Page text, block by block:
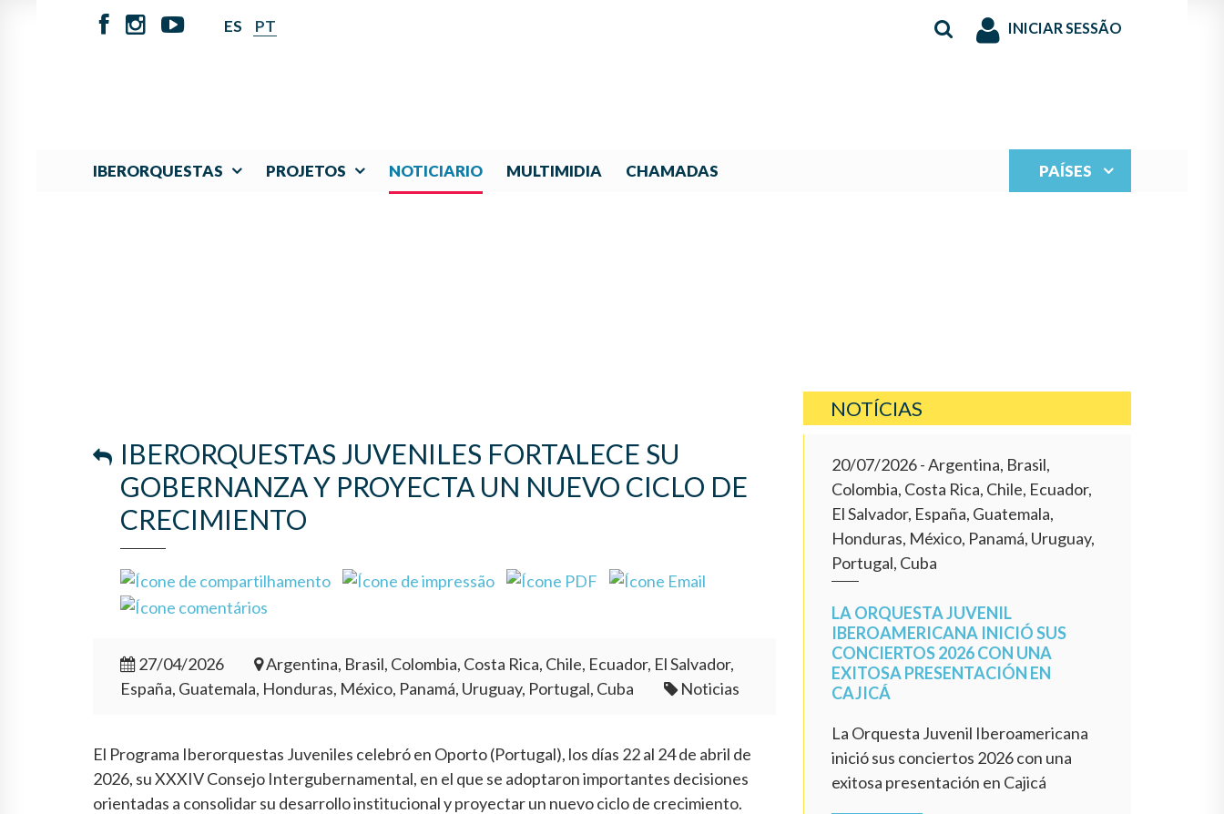
ES PT INICIAR SESSÃO
IBERORQUESTAS PROJETOS NOTICIARIO MULTIMIDIA CHAMADAS PAÍSES
IBERORQUESTAS JUVENILES FORTALECE SU
GOBERNANZA Y PROYECTA UN NUEVO CICLO DE
CRECIMIENTO
27/04/2026
Argentina, Brasil, Colombia, Costa Rica, Chile, Ecuador, El Salvador,
España, Guatemala, Honduras, México, Panamá, Uruguay, Portugal, Cuba
Noticias
El Programa Iberorquestas Juveniles celebró en Oporto (Portugal), los días 22 al 24 de abril de
2026, su XXXIV Consejo Intergubernamental, en el que se adoptaron importantes decisiones
orientadas a consolidar su desarrollo institucional y proyectar un nuevo ciclo de crecimiento.
NOTÍCIAS
20/07/2026- Argentina, Brasil,
Colombia, Costa Rica, Chile, Ecuador,
El Salvador, España, Guatemala,
Honduras, México, Panamá, Uruguay,
Portugal, Cuba
LA ORQUESTA JUVENIL
IBEROAMERICANA INICIÓ SUS
CONCIERTOS 2026 CON UNA
EXITOSA PRESENTACIÓN EN
CAJICÁ
La Orquesta Juvenil Iberoamericana
inició sus conciertos 2026 con una
exitosa presentación en Cajicá